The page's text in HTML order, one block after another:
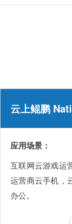
云上鲲鹏
应用场景：
互联网云游戏运
运营商云手机，
办公。